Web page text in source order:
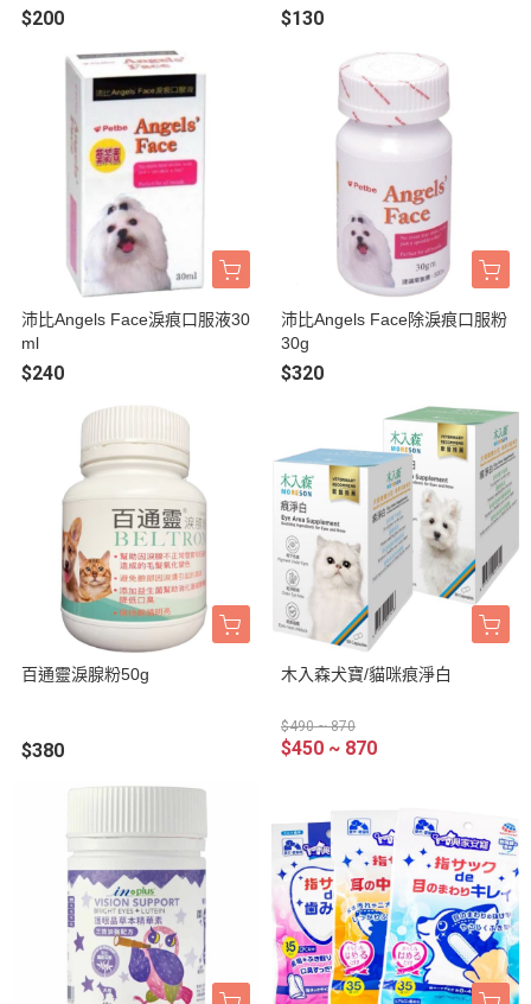
$200 $130
沛比Angels Face淚痕口服液30
ml
$240
沛比Angels Face除淚痕口服粉
30g
$320
百通靈淚腺粉50g
$380
木入森犬寶/貓咪痕淨白
$490 ~ 870
$450 ~ 870